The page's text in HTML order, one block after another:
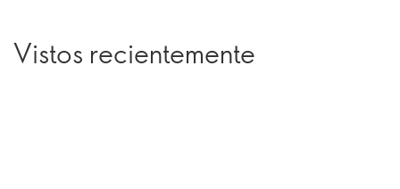
Vistos recientemente